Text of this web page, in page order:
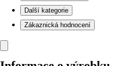
Další kategorie
Zákaznická hodnocení